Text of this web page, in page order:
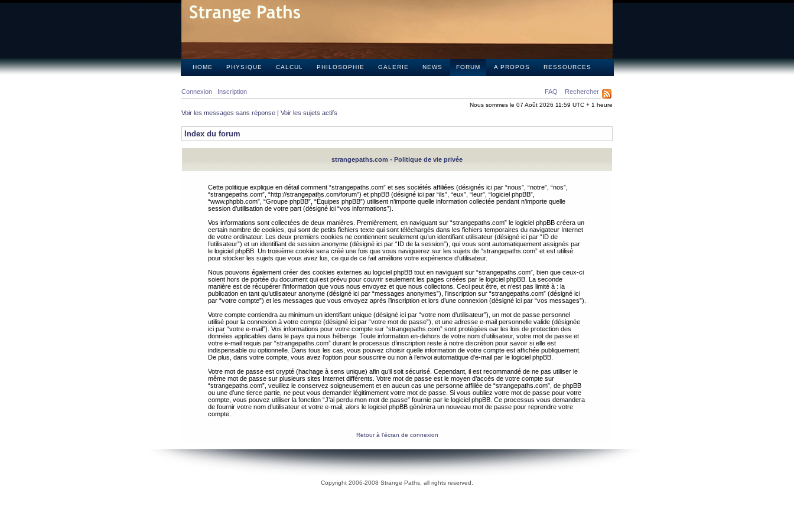
HOME PHYSIQUE CALCUL PHILOSOPHIE GALERIE NEWS FORUM A PROPOS RESSOURCES
FAQ Rechercher
Connexion Inscription
Nous sommes le 07 Août 2026 11:59 UTC + 1 heure
Voir les messages sans réponse | Voir les sujets actifs
Index du forum
strangepaths.com - Politique de vie privée
Cette politique explique en détail comment “strangepaths.com” et ses sociétés affiliées (désignés ici par “nous”, “notre”, “nos”,
“strangepaths.com”, “http://strangepaths.com/forum”) et phpBB (désigné ici par “ils”, “eux”, “leur”, “logiciel phpBB”,
“www.phpbb.com”, “Groupe phpBB”, “Équipes phpBB”) utilisent n’importe quelle information collectée pendant n’importe quelle
session d’utilisation de votre part (désigné ici “vos informations”).
Vos informations sont collectées de deux manières. Premièrement, en naviguant sur “strangepaths.com” le logiciel phpBB créera un
certain nombre de cookies, qui sont de petits fichiers texte qui sont téléchargés dans les fichiers temporaires du navigateur Internet
de votre ordinateur. Les deux premiers cookies ne contiennent seulement qu’un identifiant utilisateur (désigné ici par “ID de
l’utilisateur”) et un identifiant de session anonyme (désigné ici par “ID de la session”), qui vous sont automatiquement assignés par
le logiciel phpBB. Un troisième cookie sera créé une fois que vous naviguerez sur les sujets de “strangepaths.com” et est utilisé
pour stocker les sujets que vous avez lus, ce qui de ce fait améliore votre expérience d’utilisateur.
Nous pouvons également créer des cookies externes au logiciel phpBB tout en naviguant sur “strangepaths.com”, bien que ceux-ci
soient hors de portée du document qui est prévu pour couvrir seulement les pages créées par le logiciel phpBB. La seconde
manière est de récupérer l’information que vous nous envoyez et que nous collectons. Ceci peut être, et n’est pas limité à : la
publication en tant qu’utilisateur anonyme (désigné ici par “messages anonymes”), l’inscription sur “strangepaths.com” (désigné ici
par “votre compte”) et les messages que vous envoyez après l’inscription et lors d’une connexion (désigné ici par “vos messages”).
Votre compte contiendra au minimum un identifiant unique (désigné ici par “votre nom d’utilisateur”), un mot de passe personnel
utilisé pour la connexion à votre compte (désigné ici par “votre mot de passe”), et une adresse e-mail personnelle valide (désignée
ici par “votre e-mail”). Vos informations pour votre compte sur “strangepaths.com” sont protégées oar les lois de protection des
données applicables dans le pays qui nous héberge. Toute information en-dehors de votre nom d’utilisateur, votre mot de passe et
votre e-mail requis par “strangepaths.com” durant le processus d’inscription reste à notre discrétion pour savoir si elle est
indispensable ou optionnelle. Dans tous les cas, vous pouvez choisir quelle information de votre compte est affichée publiquement.
De plus, dans votre compte, vous avez l’option pour souscrire ou non à l’envoi automatique d’e-mail par le logiciel phpBB.
Votre mot de passe est crypté (hachage à sens unique) afin qu’il soit sécurisé. Cependant, il est recommandé de ne pas utiliser le
même mot de passe sur plusieurs sites Internet différents. Votre mot de passe est le moyen d’accès de votre compte sur
“strangepaths.com”, veuillez le conservez soigneusement et en aucun cas une personne affiliée de “strangepaths.com”, de phpBB
ou une d’une tierce partie, ne peut vous demander légitimement votre mot de passe. Si vous oubliez votre mot de passe pour votre
compte, vous pouvez utiliser la fonction “J’ai perdu mon mot de passe” fournie par le logiciel phpBB. Ce processus vous demandera
de fournir votre nom d’utilisateur et votre e-mail, alors le logiciel phpBB générera un nouveau mot de passe pour reprendre votre
compte.
Retour à l’écran de connexion
Copyright 2006-2008 Strange Paths, all rights reserved.